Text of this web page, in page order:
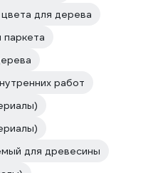
для дерева
паркета
работ
для древесины